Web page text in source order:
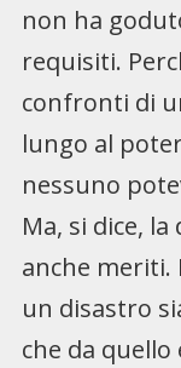
non ha
requisiti.
confronti di
lungo al
nessuno
Ma, si dice,
anche meriti.
un disastro
che da